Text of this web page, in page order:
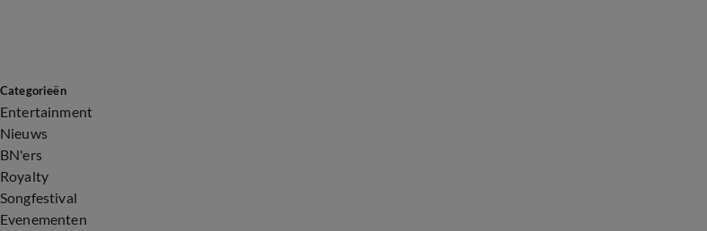
Categorieën
Entertainment
Nieuws
BN'ers
Royalty
Songfestival
Evenementen